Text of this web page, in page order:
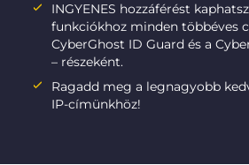
INGYENES hozzáférést
funkciókhoz minden többéves
CyberGhost ID Guard és a
– részeként.
Ragadd meg a legnagyobb
IP-címünkhöz!